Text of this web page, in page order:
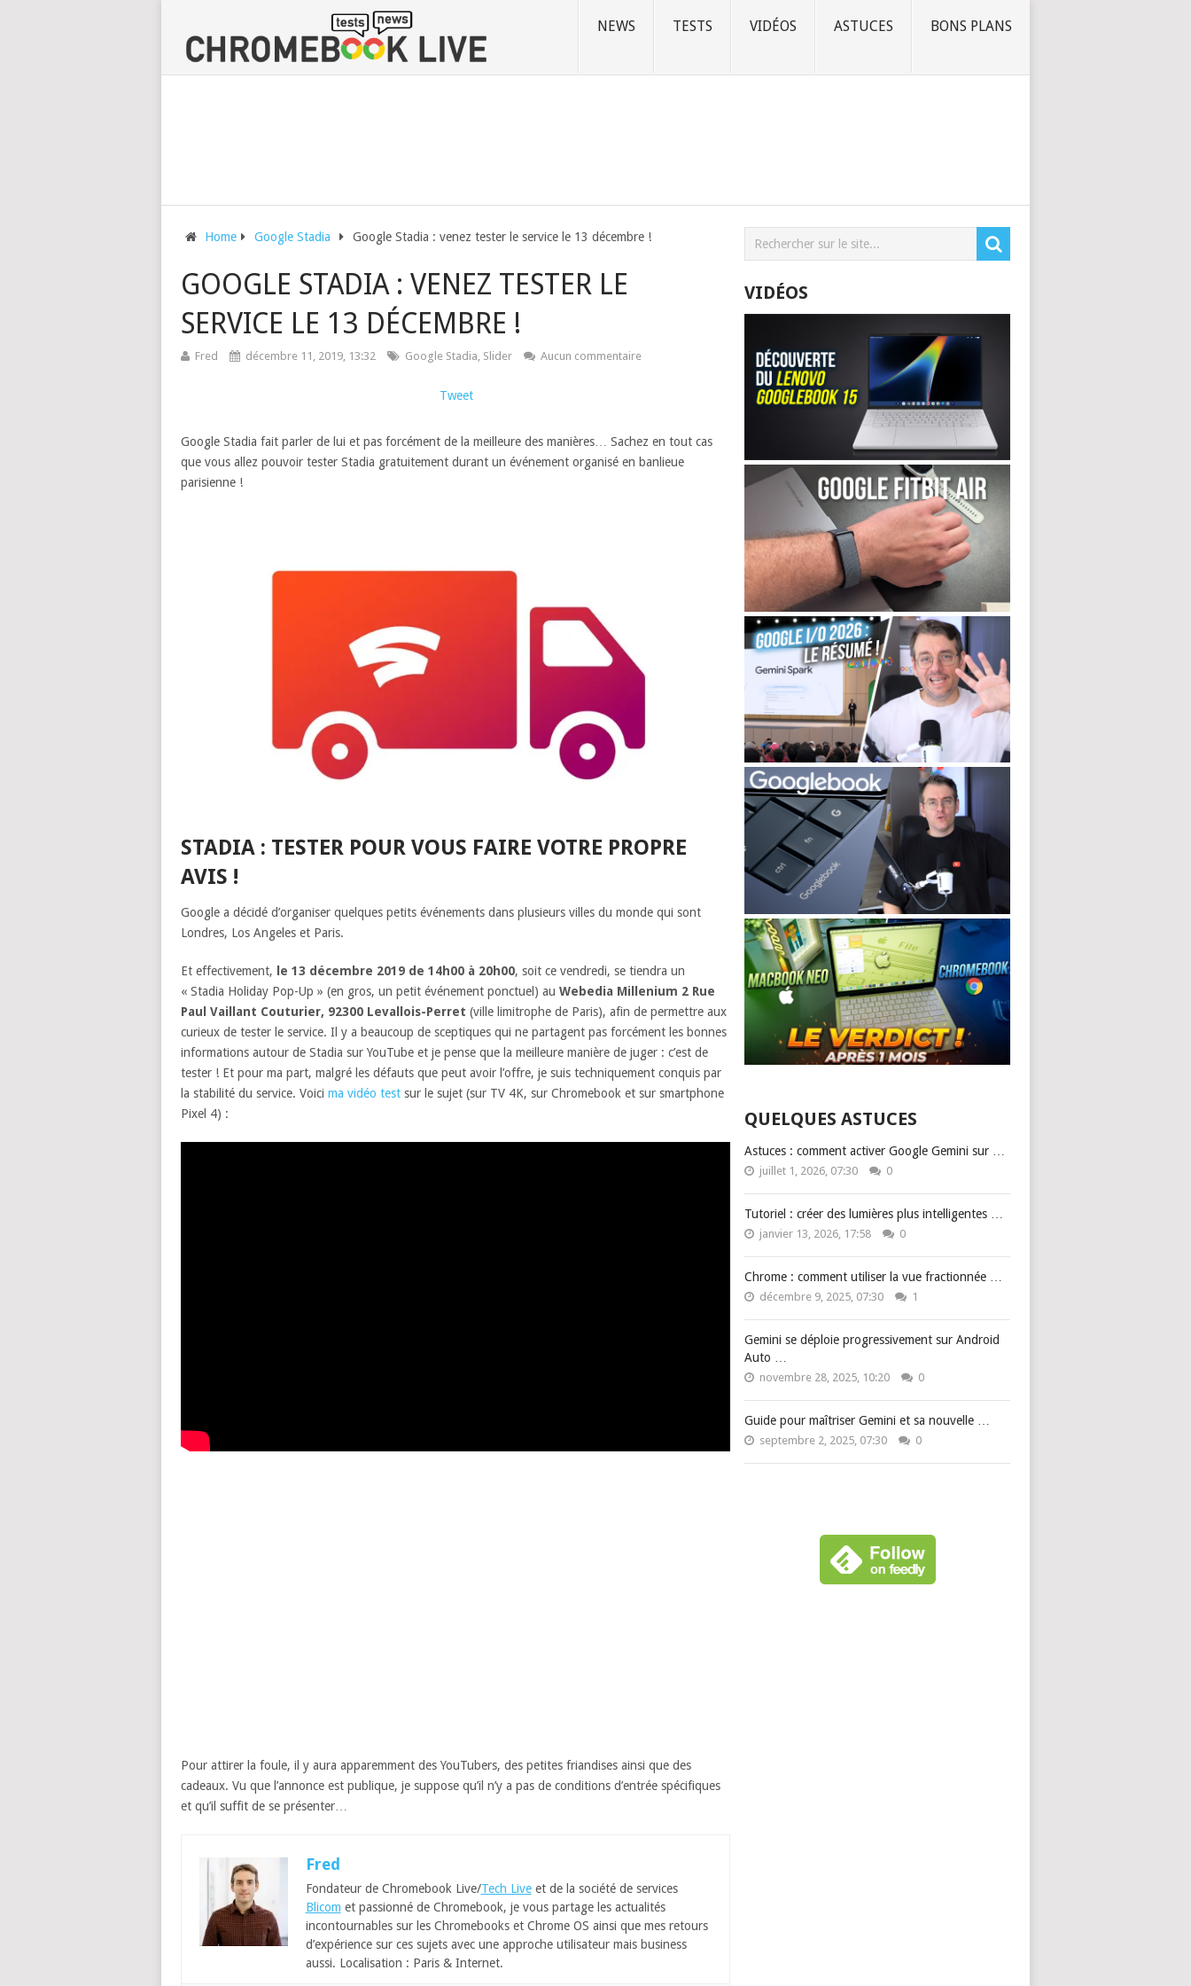
NEWS TESTS VIDÉOS ASTUCES BONS PLANS
Home Google Stadia Google Stadia : venez tester le service le 13 décembre !
GOOGLE STADIA : VENEZ TESTER LE
SERVICE LE 13 DÉCEMBRE !
Fred décembre 11, 2019, 13:32 Google Stadia, Slider Aucun commentaire
Tweet
Google Stadia fait parler de lui et pas forcément de la meilleure des manières… Sachez en tout cas
que vous allez pouvoir tester Stadia gratuitement durant un événement organisé en banlieue
parisienne !
STADIA : TESTER POUR VOUS FAIRE VOTRE PROPRE
AVIS !
Google a décidé d’organiser quelques petits événements dans plusieurs villes du monde qui sont
Londres, Los Angeles et Paris.
Et effectivement, le 13 décembre 2019 de 14h00 à 20h00, soit ce vendredi, se tiendra un
« Stadia Holiday Pop-Up » (en gros, un petit événement ponctuel) au Webedia Millenium 2 Rue
Paul Vaillant Couturier, 92300 Levallois-Perret (ville limitrophe de Paris), afin de permettre aux
curieux de tester le service. Il y a beaucoup de sceptiques qui ne partagent pas forcément les bonnes
informations autour de Stadia sur YouTube et je pense que la meilleure manière de juger : c’est de
tester ! Et pour ma part, malgré les défauts que peut avoir l’offre, je suis techniquement conquis par
la stabilité du service. Voici ma vidéo testsur le sujet (sur TV 4K, sur Chromebook et sur smartphone
Pixel 4) :
Pour attirer la foule, il y aura apparemment des YouTubers, des petites friandises ainsi que des
cadeaux. Vu que l’annonce est publique, je suppose qu’il n’y a pas de conditions d’entrée spécifiques
et qu’il suffit de se présenter…
Fred
Fondateur de Chromebook Live/Tech Liveet de la société de services
Blicom et passionné de Chromebook, je vous partage les actualités
incontournables sur les Chromebooks et Chrome OS ainsi que mes retours
d’expérience sur ces sujets avec une approche utilisateur mais business
aussi. Localisation : Paris & Internet.
VIDÉOS
QUELQUES ASTUCES
Astuces : comment activer Google Gemini sur …
juillet 1, 2026, 07:30 0
Tutoriel : créer des lumières plus intelligentes …
janvier 13, 2026, 17:58 0
Chrome : comment utiliser la vue fractionnée …
décembre 9, 2025, 07:30 1
Gemini se déploie progressivement sur Android
Auto …
novembre 28, 2025, 10:20 0
Guide pour maîtriser Gemini et sa nouvelle …
septembre 2, 2025, 07:30 0